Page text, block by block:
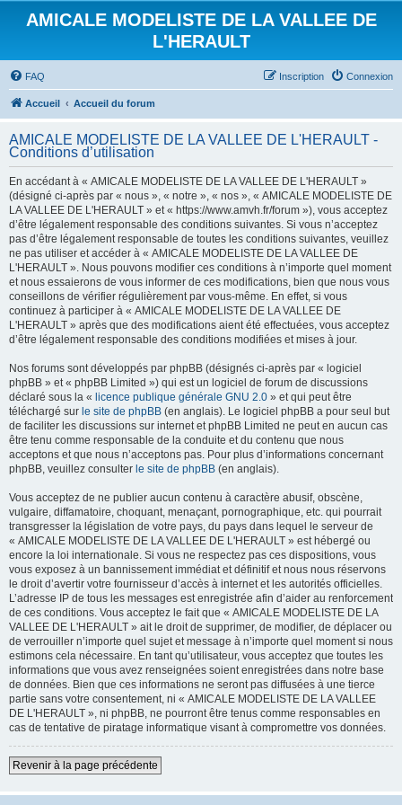
AMICALE MODELISTE DE LA VALLEE DE
L'HERAULT
FAQ Connexion
Inscription
Accueil Accueil du forum
AMICALE MODELISTE DE LA VALLEE DE L'HERAULT -
Conditions d’utilisation
En accédant à « AMICALE MODELISTE DE LA VALLEE DE L'HERAULT »
(désigné ci-après par « nous », « notre », « nos », « AMICALE MODELISTE DE
LA VALLEE DE L'HERAULT » et « https://www.amvh.fr/forum »), vous acceptez
d’être légalement responsable des conditions suivantes. Si vous n’acceptez
pas d’être légalement responsable de toutes les conditions suivantes, veuillez
ne pas utiliser et accéder à « AMICALE MODELISTE DE LA VALLEE DE
L'HERAULT ». Nous pouvons modifier ces conditions à n’importe quel moment
et nous essaierons de vous informer de ces modifications, bien que nous vous
conseillons de vérifier régulièrement par vous-même. En effet, si vous
continuez à participer à « AMICALE MODELISTE DE LA VALLEE DE
L'HERAULT » après que des modifications aient été effectuées, vous acceptez
d’être légalement responsable des conditions modifiées et mises à jour.
Nos forums sont développés par phpBB (désignés ci-après par « logiciel
phpBB » et « phpBB Limited ») qui est un logiciel de forum de discussions
déclaré sous la « licence publique générale GNU 2.0 » et qui peut être
téléchargé sur le site de phpBB (en anglais). Le logiciel phpBB a pour seul but
de faciliter les discussions sur internet et phpBB Limited ne peut en aucun cas
être tenu comme responsable de la conduite et du contenu que nous
acceptons et que nous n’acceptons pas. Pour plus d’informations concernant
phpBB, veuillez consulter le site de phpBB (en anglais).
Vous acceptez de ne publier aucun contenu à caractère abusif, obscène,
vulgaire, diffamatoire, choquant, menaçant, pornographique, etc. qui pourrait
transgresser la législation de votre pays, du pays dans lequel le serveur de
« AMICALE MODELISTE DE LA VALLEE DE L'HERAULT » est hébergé ou
encore la loi internationale. Si vous ne respectez pas ces dispositions, vous
vous exposez à un bannissement immédiat et définitif et nous nous réservons
le droit d’avertir votre fournisseur d’accès à internet et les autorités officielles.
L’adresse IP de tous les messages est enregistrée afin d’aider au renforcement
de ces conditions. Vous acceptez le fait que « AMICALE MODELISTE DE LA
VALLEE DE L'HERAULT » ait le droit de supprimer, de modifier, de déplacer ou
de verrouiller n’importe quel sujet et message à n’importe quel moment si nous
estimons cela nécessaire. En tant qu’utilisateur, vous acceptez que toutes les
informations que vous avez renseignées soient enregistrées dans notre base
de données. Bien que ces informations ne seront pas diffusées à une tierce
partie sans votre consentement, ni « AMICALE MODELISTE DE LA VALLEE
DE L'HERAULT », ni phpBB, ne pourront être tenus comme responsables en
cas de tentative de piratage informatique visant à compromettre vos données.
Revenir à la page précédente